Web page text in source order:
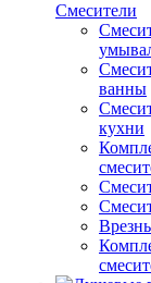
Смесители
ванны
кухни